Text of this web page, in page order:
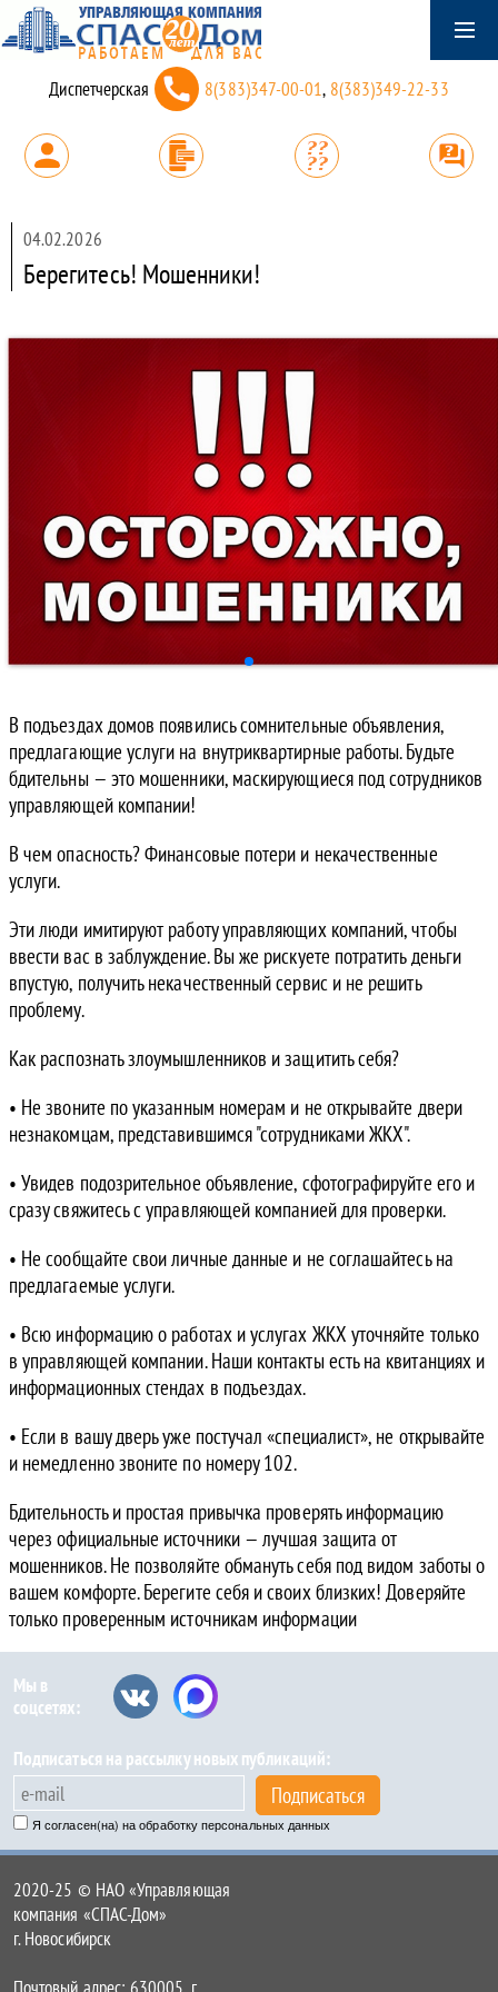
Диспетчерская 8(383)347-00-01, 8(383)349-22-33
04.02.2026
Берегитесь! Мошенники!
В подъездах домов появились сомнительные объявления,
предлагающие услуги на внутриквартирные работы. Будьте
бдительны — это мошенники, маскирующиеся под сотрудников
управляющей компании!
В чем опасность? Финансовые потери и некачественные
услуги.
Эти люди имитируют работу управляющих компаний, чтобы
ввести вас в заблуждение. Вы же рискуете потратить деньги
впустую, получить некачественный сервис и не решить
проблему.
Как распознать злоумышленников и защитить себя?
• Не звоните по указанным номерам и не открывайте двери
незнакомцам, представившимся "сотрудниками ЖКХ".
• Увидев подозрительное объявление, сфотографируйте его и
сразу свяжитесь с управляющей компанией для проверки.
• Не сообщайте свои личные данные и не соглашайтесь на
предлагаемые услуги.
• Всю информацию о работах и услугах ЖКХ уточняйте только
в управляющей компании. Наши контакты есть на квитанциях и
информационных стендах в подъездах.
• Если в вашу дверь уже постучал «специалист», не открывайте
и немедленно звоните по номеру 102.
Бдительность и простая привычка проверять информацию
через официальные источники — лучшая защита от
мошенников. Не позволяйте обмануть себя под видом заботы о
вашем комфорте. Берегите себя и своих близких! Доверяйте
только проверенным источникам информации
Мы в
соцсетях:
Подписаться на рассылку новых публикаций:
Подписаться
Я согласен(на) на обработку персональных данных
2020-25 © НАО «Управляющая
компания «СПАС-Дом»
г. Новосибирск